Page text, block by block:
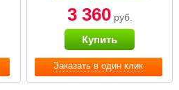
Заказать в один клик
3 360руб.
Купить